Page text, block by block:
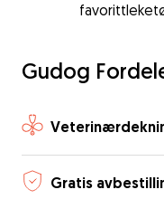
Gudog
Gratis